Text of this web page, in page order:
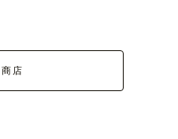
店